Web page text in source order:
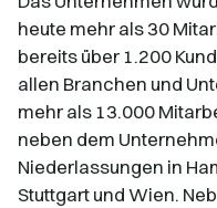
heute mehr als 30
bereits über 1.200
allen Branchen und
mehr als 13.000
neben dem
Niederlassungen in
Stuttgart und Wien.